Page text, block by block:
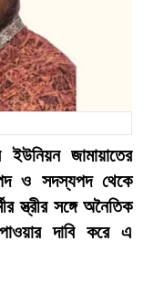
ইউনিয়ন জামায়াতের
ও সদস্যপদ থেকে
স্ত্রীর সঙ্গে অনৈতিক
দাবি করে এ